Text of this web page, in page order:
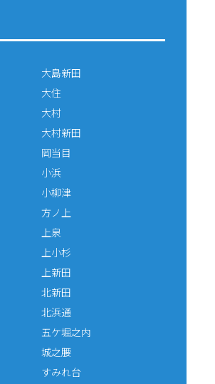
大島新田
大住
大村
大村新田
岡当目
小浜
小柳津
方ノ上
上泉
上小杉
上新田
北新田
北浜通
五ケ堀之内
城之腰
すみれ台